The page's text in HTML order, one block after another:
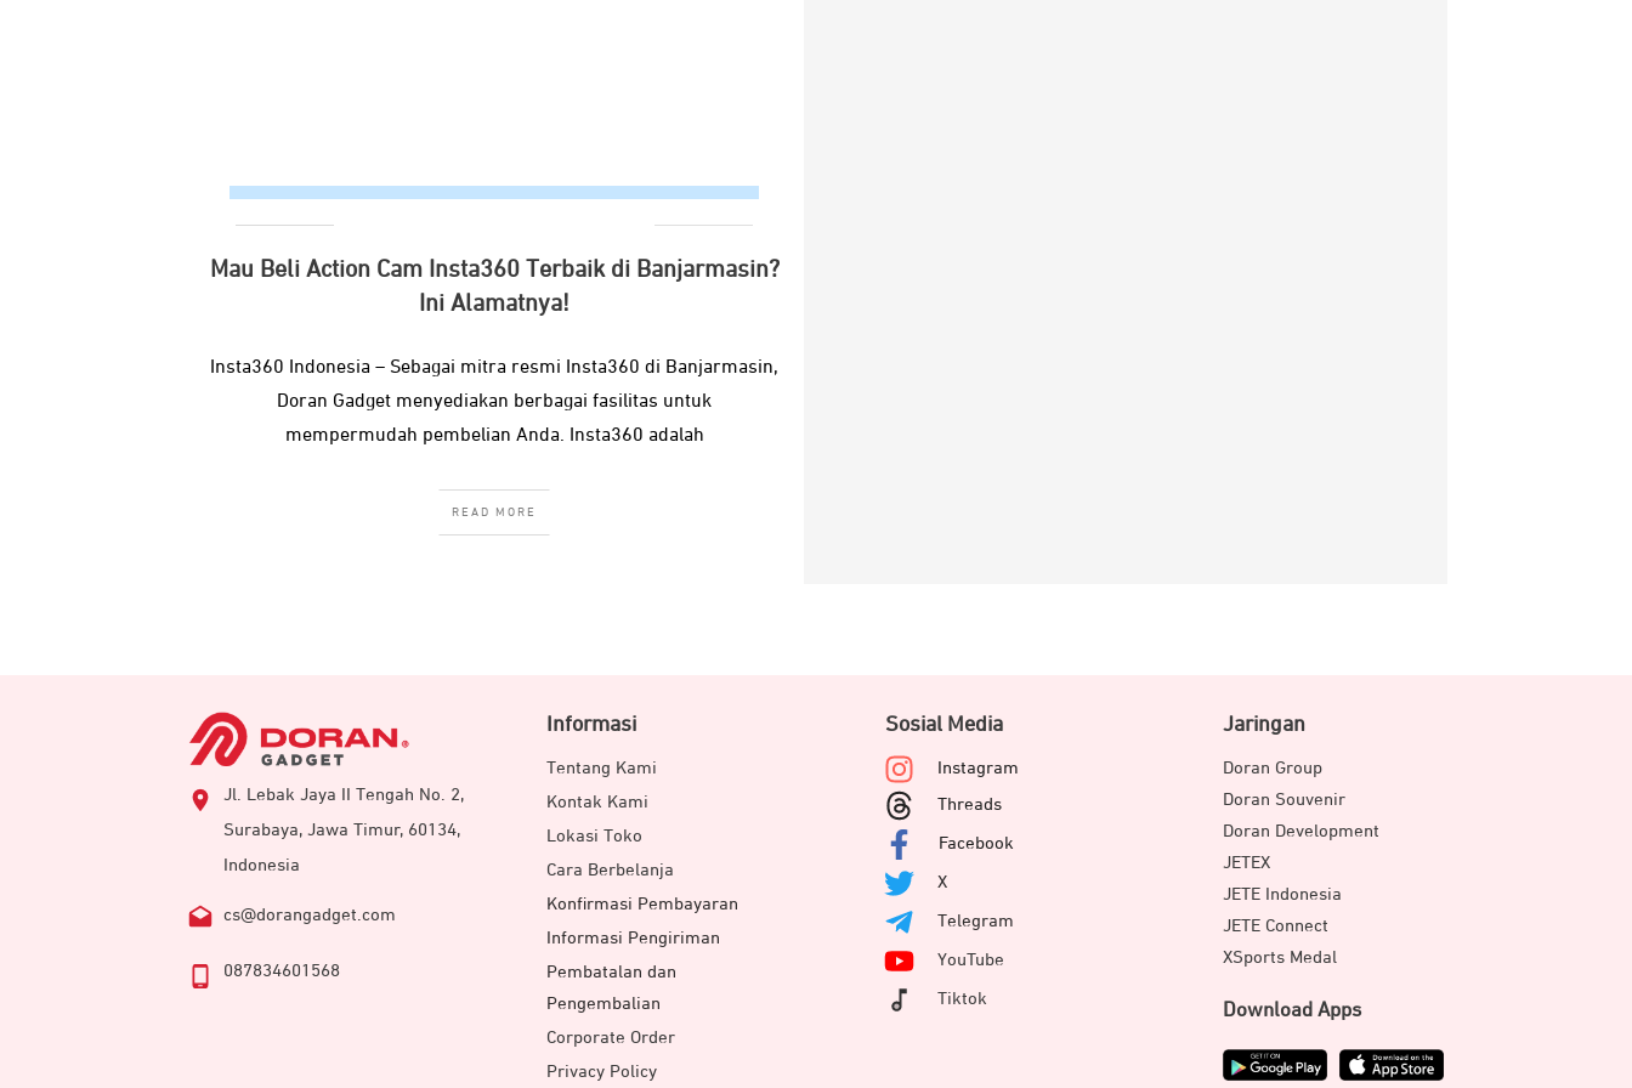
Mau Beli Action Cam Insta360 Terbaik di Banjarmasin?
Ini Alamatnya!
Insta360 Indonesia – Sebagai mitra resmi Insta360 di Banjarmasin,
Doran Gadget menyediakan berbagai fasilitas untuk
mempermudah pembelian Anda. Insta360 adalah
READ MORE
Jl. Lebak Jaya II Tengah No. 2,
Surabaya, Jawa Timur, 60134,
Indonesia
cs@dorangadget.com
087834601568
Informasi
Tentang Kami
Kontak Kami
Lokasi Toko
Cara Berbelanja
Konfirmasi Pembayaran
Informasi Pengiriman
Pembatalan dan
Pengembalian
Corporate Order
Privacy Policy
Sosial Media
Instagram
Threads
Facebook
X
Telegram
YouTube
Tiktok
Jaringan
Doran Group
Doran Souvenir
Doran Development
JETEX
JETE Indonesia
JETE Connect
XSports Medal
Download Apps